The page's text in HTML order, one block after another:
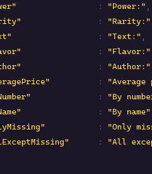
                 :
"Power:"
                :
"Rarity:"
                  :
"Text:"
                :
"Flavor:"
                :
"Author:"
          :
              :
"By
                :
"By name"
           :
"Only
      :
"All